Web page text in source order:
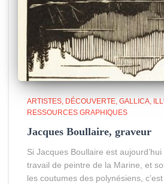
ARTISTES DÉCOUVERTE GALLICA
RESSOURCES GRAPHIQUES
Jacques Boullaire, graveur
Si Jacques Boullaire est
travail de peintre de la Marine, et
les coutumes des polynésiens,